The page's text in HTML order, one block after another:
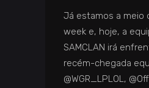
Já estamos a meio
week e, hoje, a
SAMCLAN irá
recém-chegada
@WGR_LPLOL,